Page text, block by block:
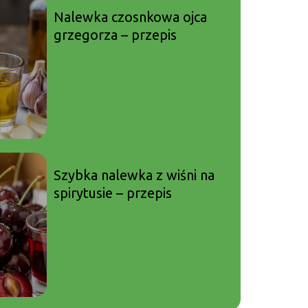
Nalewka czosnkowa ojca
grzegorza – przepis
Szybka nalewka z wiśni na
spirytusie – przepis